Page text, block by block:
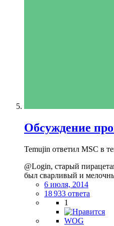
Обсуждение
Temujin ответил MSC в
@Login, старый
был сварливый и
6 июля, 2014
18 933 ответа
1
WOG